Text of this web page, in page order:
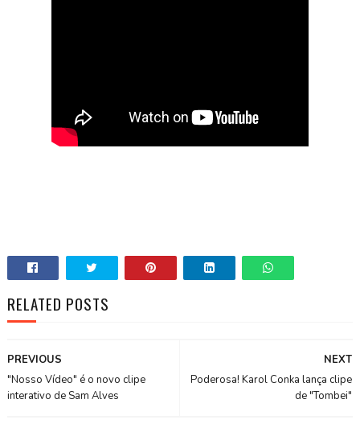
RELATED POSTS
NEXT
Poderosa! Karol Conka lança clipe
de "Tombei"
PREVIOUS
"Nosso Vídeo" é o novo clipe
interativo de Sam Alves